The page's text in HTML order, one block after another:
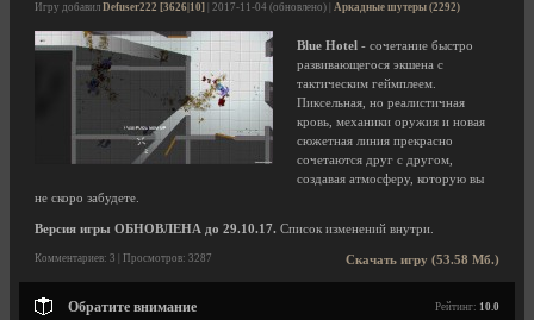
Игру добавил Defuser222 [3626|10] | 2017-11-04 (обновлено) | Аркадные шутеры (2292)
Blue Hotel - сочетание быстро
развивающегося экшена с
тактическим геймплеем.
Пиксельная, но реалистичная
кровь, механики оружия и новая
сюжетная линия прекрасно
сочетаются друг с другом,
создавая атмосферу, которую вы
не скоро забудете.
Версия игры ОБНОВЛЕНА до 29.10.17. Список изменений внутри.
Скачать игру (53.58 Мб.)
Комментариев: 3 | Просмотров: 3287
Обратите внимание Рейтинг: 10.0